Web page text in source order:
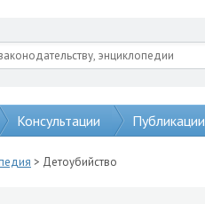
Консультации Публикации
> Детоубийство